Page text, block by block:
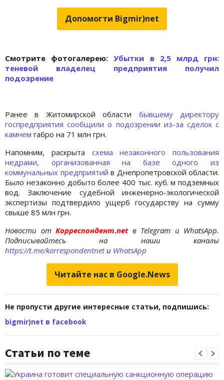
Допомогти Bigmir)net
Cмотрите фотогалерею:Убытки в 2,5 млрд грн:
теневой владелец предприятия получил
подозрение
Ранее в Житомирской области бывшему директору
госпредприятия сообщили о подозрении из-за сделок с
камнем габро на 71 млн грн.
Напомним, раскрыта схема незаконного пользования
недрами, организованная на базе одного из
коммунальных предприятий в Днепропетровской области.
Было незаконно добыто более 400 тыс. куб. м подземных
вод. Заключение судебной инженерно-экологической
экспертизы подтвердило ущерб государству на сумму
свыше 85 млн грн.
Новости отКорреспондент.net в Telegram и WhatsApp.
Подписывайтесь на наши каналы
https://t.me/korrespondentnetи WhatsApp
Читайте нас в Google.News
Не пропусти другие интересные статьи, подпишись:
bigmir)net в facebook
Статьи по теме